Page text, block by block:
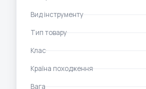
Вид інструменту
Тип товару
Клас
Країна походження
Вага